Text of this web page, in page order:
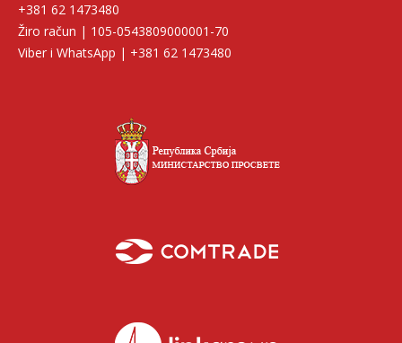
+381 62 1473480
Žiro račun | 105-0543809000001-70
Viber i WhatsApp | +381 62 1473480